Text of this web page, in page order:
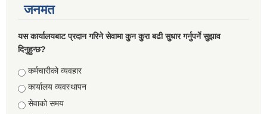
जनमत
यस कार्यालयबाट प्रदान गरिने सेवामा कुन कुरा बढी सुधार गर्नुपर्ने सुझाव
दिनुहुन्छ?
Choices
कर्मचारीको व्यवहार
कार्यालय व्यवस्थापन
सेवाको समय